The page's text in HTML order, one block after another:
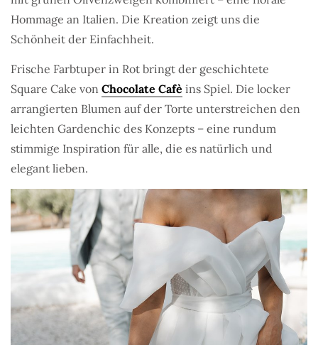
Hommage an Italien. Die Kreation zeigt uns die
Schönheit der Einfachheit.
Frische Farbtuper in Rot bringt der geschichtete
Square Cake von Chocolate Cafè ins Spiel. Die locker
arrangierten Blumen auf der Torte unterstreichen den
leichten Gardenchic des Konzepts – eine rundum
stimmige Inspiration für alle, die es natürlich und
elegant lieben.